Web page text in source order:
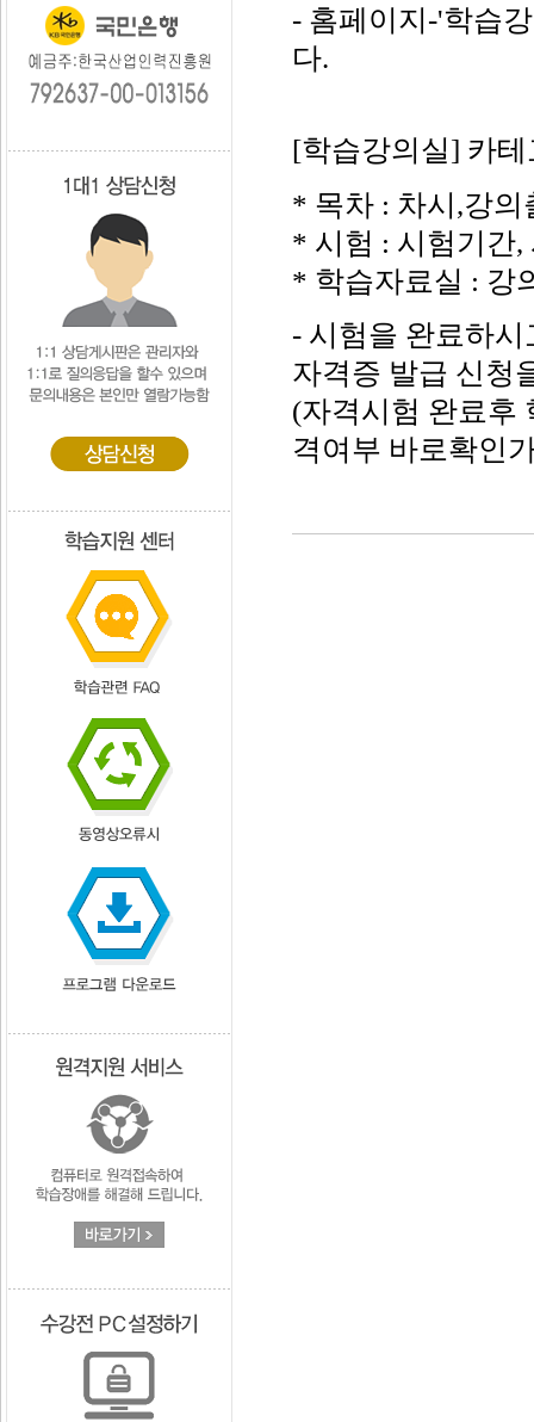
- 홈페이지-'학습
다.
[학습강의실] 카
* 목차 : 차시,강의
* 시험 : 시험기간
* 학습자료실 : 강
- 시험을 완료하
자격증 발급 신청
(자격시험 완료후
격여부 바로확인